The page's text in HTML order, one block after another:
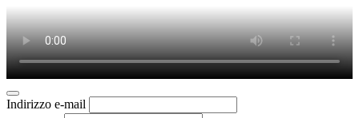
Indirizzo e-mail